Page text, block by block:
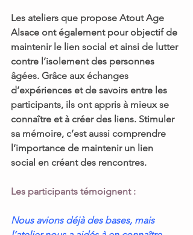
Les ateliers que propose Atout Age
Alsace ont également pour objectif de
maintenir le lien social et ainsi de lutter
contre l’isolement des personnes
âgées. Grâce aux échanges
d’expériences et de savoirs entre les
participants, ils ont appris à mieux se
connaître et à créer des liens. Stimuler
sa mémoire, c’est aussi comprendre
l’importance de maintenir un lien
social en créant des rencontres.
Les participants témoignent :
Nous avions déjà des bases, mais